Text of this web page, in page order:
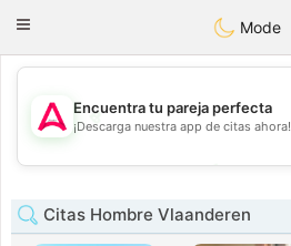
Tantôt
Toggle
Mode
💖
💕
Encuentra tu pareja perfecta
¡Descarga nuestra app de citas ahora!
Citas Hombre Vlaanderen